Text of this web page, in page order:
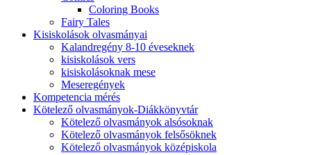
Coloring Books
Fairy Tales
Kisiskolások olvasmányai
Kalandregény 8-10 éveseknek
kisiskolások vers
kisiskolásoknak mese
Meseregények
Kompetencia mérés
Kötelező olvasmányok-Diákkönyvtár
Kötelező olvasmányok alsósoknak
Kötelező olvasmányok felsősöknek
Kötelező olvasmányok középiskola